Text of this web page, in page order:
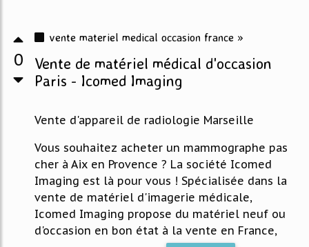
0
vente materiel medical occasion france »
Vente de matériel médical d'occasion
Paris - Icomed Imaging
Vente d'appareil de radiologie Marseille
Vous souhaitez acheter un mammographe pas
cher à Aix en Provence ? La société Icomed
Imaging est là pour vous ! Spécialisée dans la
vente de matériel d'imagerie médicale,
Icomed Imaging propose du matériel neuf ou
d'occasion en bon état à la vente en France,